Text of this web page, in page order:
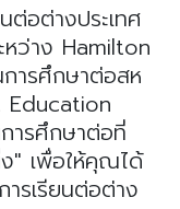
ต่อต่างประเทศ
ว่าง Hamilton
ารศึกษาต่อสห
Education
ารศึกษาต่อที่
ง" เพื่อให้คุณได้
รเรียนต่อต่าง